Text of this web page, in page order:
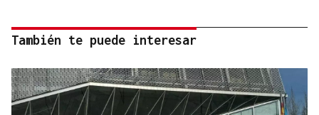
También te puede interesar